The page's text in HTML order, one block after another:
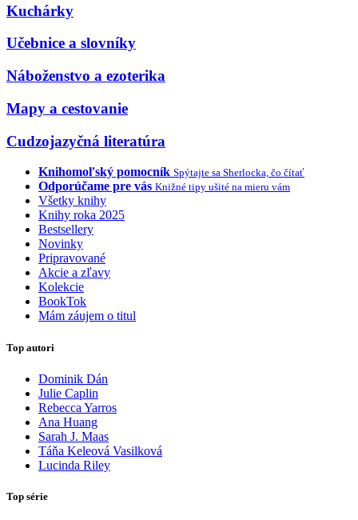
Kuchárky
Učebnice a slovníky
Náboženstvo a ezoterika
Mapy a cestovanie
Cudzojazyčná literatúra
Knihomoľský pomocník Spýtajte sa Sherlocka, čo čítať
Odporúčame pre vás Knižné tipy ušité na mieru vám
Všetky knihy
Knihy roka 2025
Bestsellery
Novinky
Pripravované
Akcie a zľavy
Kolekcie
BookTok
Mám záujem o titul
Top autori
Dominik Dán
Julie Caplin
Rebecca Yarros
Ana Huang
Sarah J. Maas
Táňa Keleová Vasilková
Lucinda Riley
Top série